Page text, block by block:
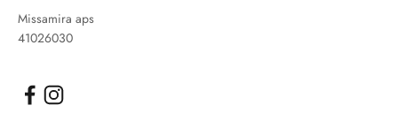
Missamira aps
41026030